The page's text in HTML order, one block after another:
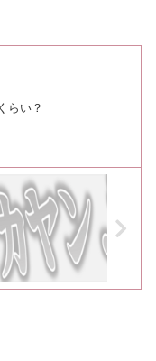
らい？